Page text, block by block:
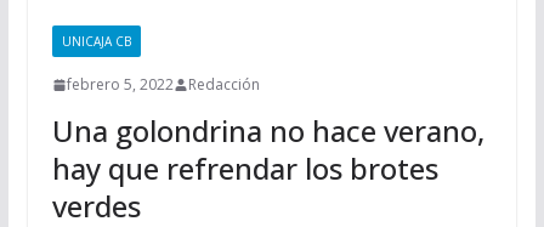
UNICAJA CB
febrero 5, 2022 Redacción
Una golondrina no hace verano,
hay que refrendar los brotes
verdes